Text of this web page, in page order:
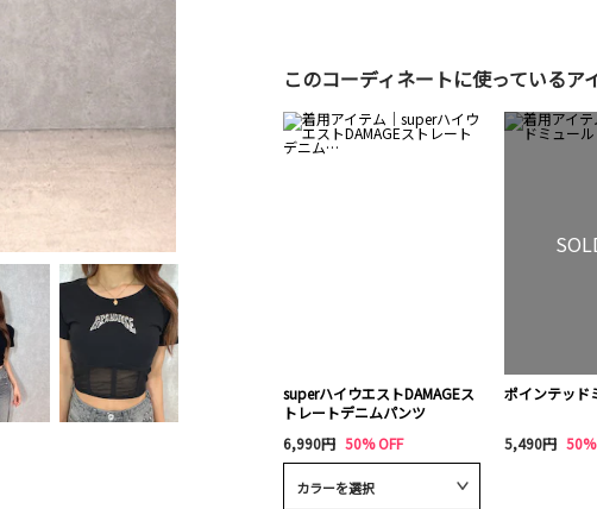
このコーディネートに使っているア
superハイウエストDAMAGEス
トレートデニムパンツ
6,990円 50% OFF
ポインテッド
5,490円 50%